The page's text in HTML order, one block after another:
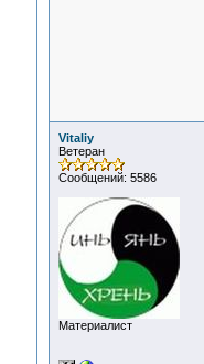
Vitaliy
Ветеран
Сообщений: 5586
Материалист